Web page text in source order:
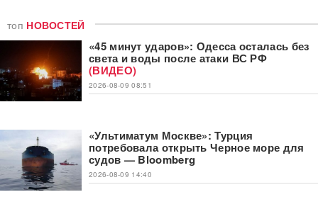
топ НОВОСТЕЙ
«45 минут ударов»: Одесса осталась без
света и воды после атаки ВС РФ
(ВИДЕО)
2026-08-09 08:51
«Ультиматум Москве»: Турция
потребовала открыть Черное море для
судов — Bloomberg
2026-08-09 14:40